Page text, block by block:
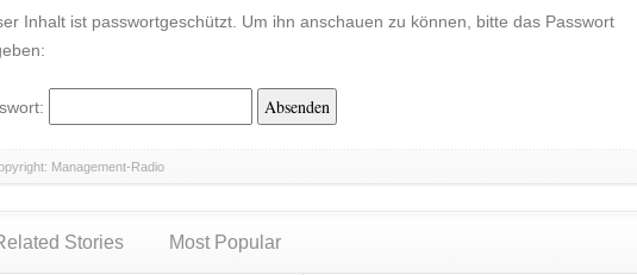
Inhalt ist passwortgeschützt. Um ihn anschauen zu können, bitte das Passwort
Management-Radio
Stories Most Popular